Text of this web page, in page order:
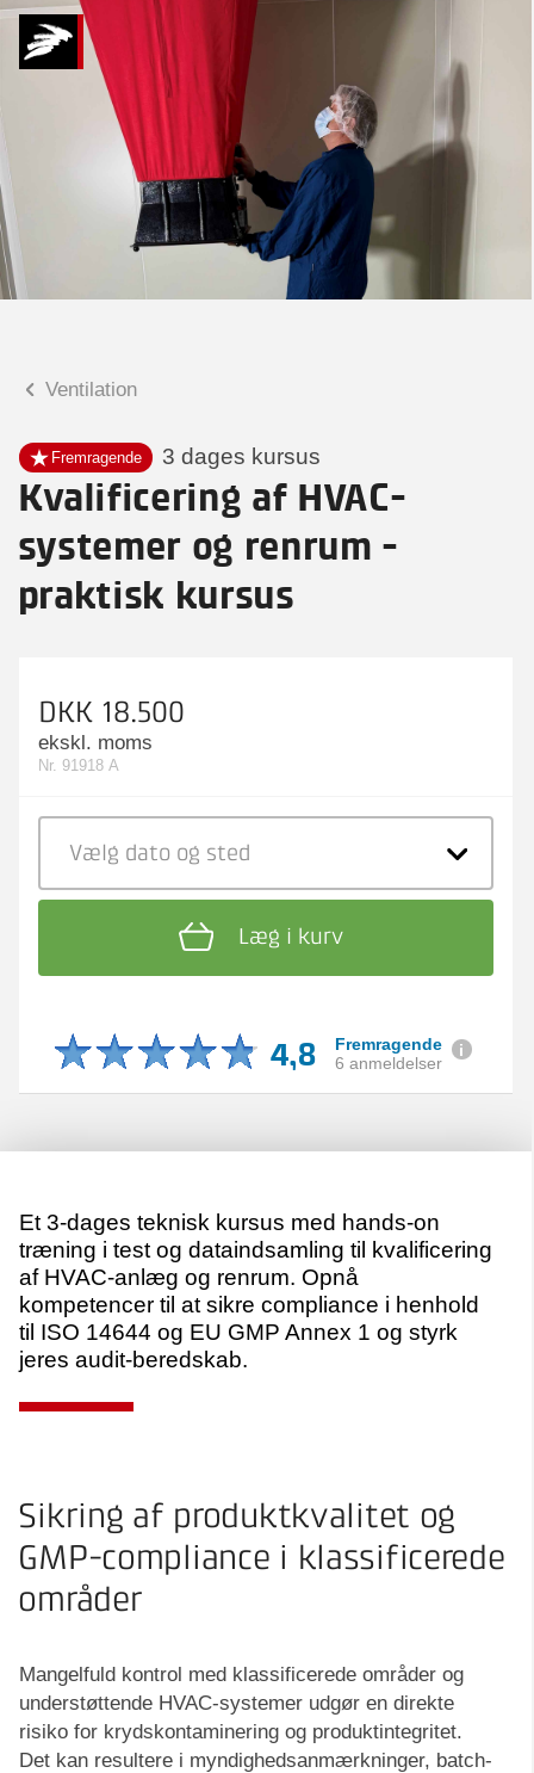
Ventilation
Fremragende 3 dages kursus
Kvalificering af HVAC-
systemer og renrum -
praktisk kursus
DKK 18.500
ekskl. moms
Nr. 91918 A
Vælg dato og sted
Læg i kurv
4,8
Fremragende
6 anmeldelser
Praktiske spørgsmål
Spørgsmål til tilmelding, forplejning,
afholdelsessted m.m.
Amalie Gunner
Hvad kan vi hjælpe
dig med?
Et 3-dages teknisk kursus med hands-on
træning i test og dataindsamling til kvalificering
af HVAC-anlæg og renrum. Opnå
kompetencer til at sikre compliance i henhold
til ISO 14644 og EU GMP Annex 1 og styrk
jeres audit-beredskab.
Sikring af produktkvalitet og
GMP-compliance i klassificerede
områder
Mangelfuld kontrol med klassificerede områder og
understøttende HVAC-systemer udgør en direkte
risiko for krydskontaminering og produktintegritet.
Det kan resultere i myndighedsanmærkninger, batch-